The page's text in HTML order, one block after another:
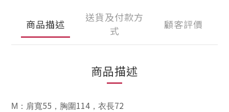
商品描述
送貨及付款方
式
顧客評價
商品描述
M ：肩寬55 ，胸圍 114 ，衣長72